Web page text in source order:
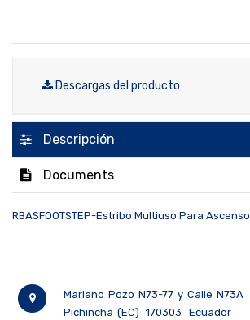
Descargas del producto
Descripción
Documents
RBASFOOTSTEP-Estribo Multiuso Para Ascenso
Mariano Pozo N73-77 y Calle N73A
Pichincha (EC)
170303 Ecuador